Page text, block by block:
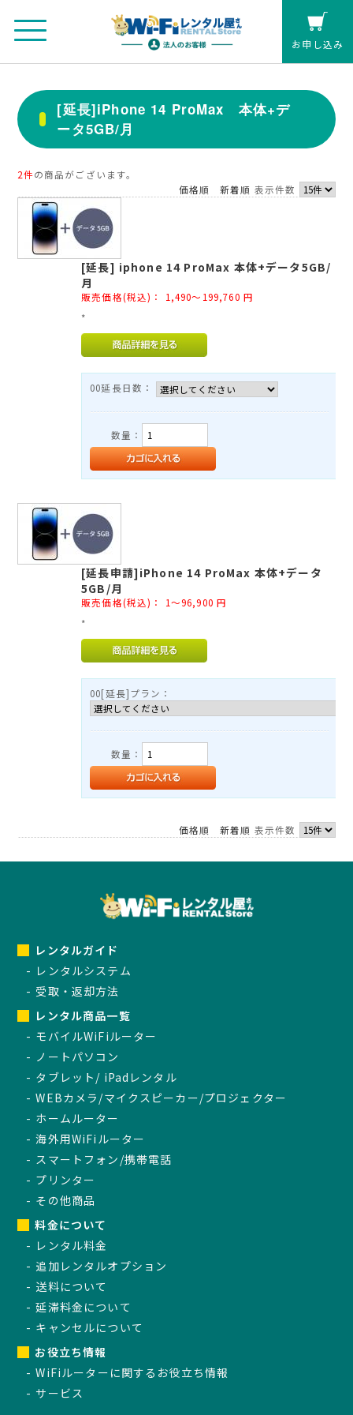
お申し込み
法人のお客さまマイページ
個人の方(クレジットカード払い)
レンタル延長
TEL：03-3525-8351
info@rental-store.jp
平日 10:00-19:00 土日祝11:00-18:00
東京都千代田区神田須田町1-5 KSビル2F
[延長]iPhone 14 ProMax 本体+デ
ータ5GB/月
2件の商品がございます。
価格順
新着順 表示件数
[延長] iphone 14 ProMax 本体+データ5GB/
月
販売価格(税込)： 1,490～199,760 円
*
00延長日数：
数量：
[延長申請]iPhone 14 ProMax 本体+データ
5GB/月
販売価格(税込)： 1～96,900 円
*
00[延長]プラン：
数量：
価格順 新着順 表示件数
レンタルガイド
レンタルシステム
受取・返却方法
レンタル商品一覧
モバイルWiFiルーター
ノートパソコン
タブレット/ iPadレンタル
WEBカメラ/マイクスピーカー/プロジェクター
ホームルーター
海外用WiFiルーター
スマートフォン/携帯電話
プリンター
その他商品
料金について
レンタル料金
追加レンタルオプション
送料について
延滞料金について
キャンセルについて
お役立ち情報
WiFiルーターに関するお役立ち情報
サービス